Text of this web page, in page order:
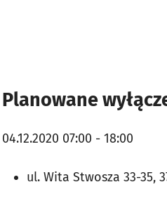
Planowane
04.12.2020 07:00 - 18:00
ul. Wita Stwosza 33-35,